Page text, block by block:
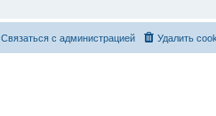
Удалить
Связаться с администрацией